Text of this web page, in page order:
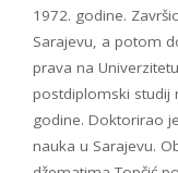
1972. godine.
Sarajevu, a potom
prava na
postdiplomski studij
godine. Doktorirao
nauka u Sarajevu.